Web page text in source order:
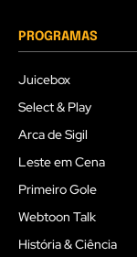
PROGRAMAS
Juicebox
Select & Play
Arca de Sigil
Leste em Cena
Primeiro Gole
Webtoon Talk
História & Ciência